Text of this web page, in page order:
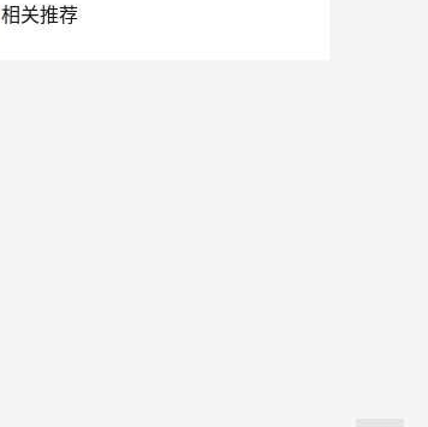
相关推荐